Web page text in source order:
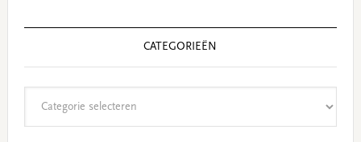
CATEGORIEËN